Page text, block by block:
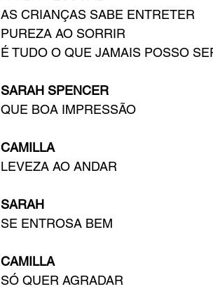
AS CRIANÇAS SABE ENTRETER
PUREZA AO SORRIR
É TUDO O QUE JAMAIS POSSO
SARAH SPENCER
QUE BOA IMPRESSÃO
CAMILLA
LEVEZA AO ANDAR
SARAH
SE ENTROSA BEM
CAMILLA
SÓ QUER AGRADAR